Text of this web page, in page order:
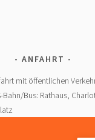
ANFAHRT
mit öffentlichen
Bus: Rathaus,